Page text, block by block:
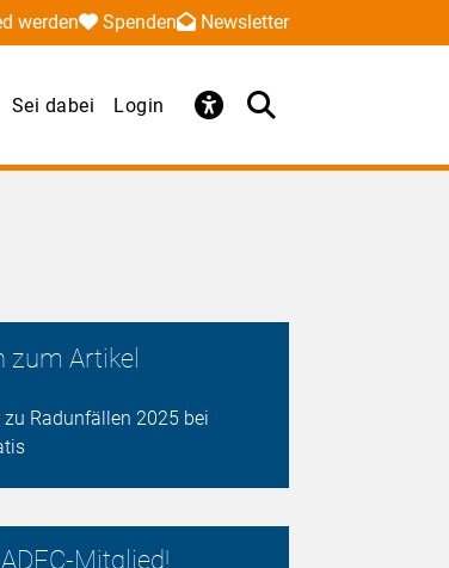
werden Spenden Newsletter
Sei dabei Login
zum Artikel
zu Radunfällen 2025 bei
Mitglied!